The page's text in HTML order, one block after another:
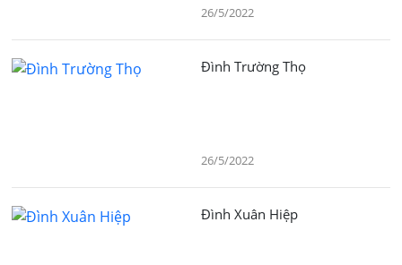
26/5/2022
Đình Trường Thọ
26/5/2022
Đình Xuân Hiệp